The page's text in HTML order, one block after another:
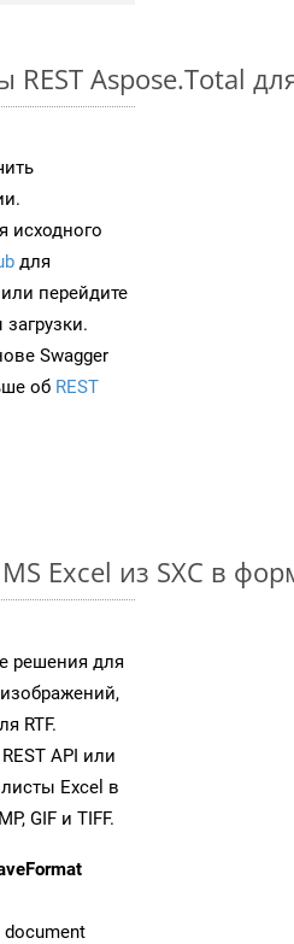
Aspose.Total
исходного
для
перейдите
Swagger
об REST
Excel из SXC в
решения для
RTF.
API или
Excel в
GIF и TIFF.
document